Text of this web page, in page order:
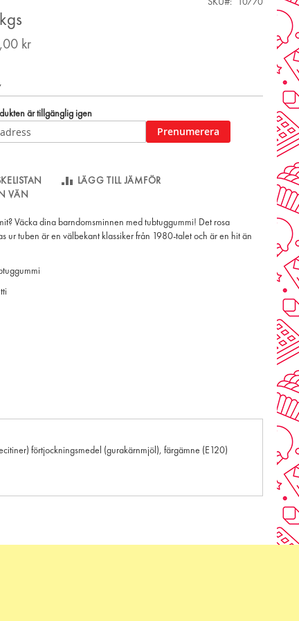
kr
SKU
10770
är tillgänglig igen
Prenumerera
LÄGG TILL JÄMFÖR
VÄN
Väcka dina barndomsminnen med tubtuggummi! Det rosa
ur tuben är en välbekant klassiker från 1980-talet och är en hit än
förtjockningsmedel (gurakärnmjöl), färgämne (E120)